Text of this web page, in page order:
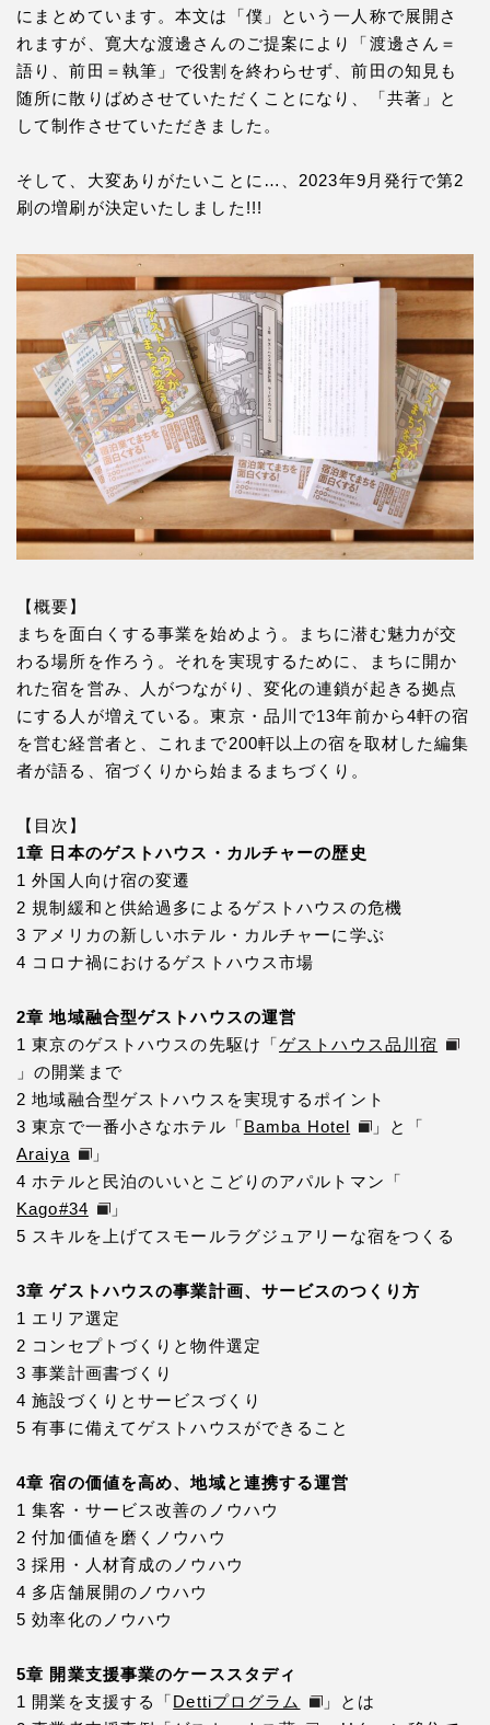
にまとめています。本文は「僕」という一人称で展開さ
れますが、寛大な渡邊さんのご提案により「渡邊さん＝
語り、前田＝執筆」で役割を終わらせず、前田の知見も
随所に散りばめさせていただくことになり、「共著」と
して制作させていただきました。
そして、大変ありがたいことに…、2023年9月発行で第2
刷の増刷が決定いたしました!!!
【概要】
まちを面白くする事業を始めよう。まちに潜む魅力が交
わる場所を作ろう。それを実現するために、まちに開か
れた宿を営み、人がつながり、変化の連鎖が起きる拠点
にする人が増えている。東京・品川で13年前から4軒の宿
を営む経営者と、これまで200軒以上の宿を取材した編集
者が語る、宿づくりから始まるまちづくり。
【目次】
1章 日本のゲストハウス・カルチャーの歴史
1 外国人向け宿の変遷
2 規制緩和と供給過多によるゲストハウスの危機
3 アメリカの新しいホテル・カルチャーに学ぶ
4 コロナ禍におけるゲストハウス市場
2章 地域融合型ゲストハウスの運営
1 東京のゲストハウスの先駆け「ゲストハウス品川宿
」の開業まで
2 地域融合型ゲストハウスを実現するポイント
3 東京で一番小さなホテル「Bamba Hotel
」と「
Araiya
」
4 ホテルと民泊のいいとこどりのアパルトマン「
Kago#34
」
5 スキルを上げてスモールラグジュアリーな宿をつくる
3章 ゲストハウスの事業計画、サービスのつくり方
1 エリア選定
2 コンセプトづくりと物件選定
3 事業計画書づくり
4 施設づくりとサービスづくり
5 有事に備えてゲストハウスができること
4章 宿の価値を高め、地域と連携する運営
1 集客・サービス改善のノウハウ
2 付加価値を磨くノウハウ
3 採用・人材育成のノウハウ
4 多店舗展開のノウハウ
5 効率化のノウハウ
5章 開業支援事業のケーススタディ
1 開業を支援する「Dettiプログラム
」とは